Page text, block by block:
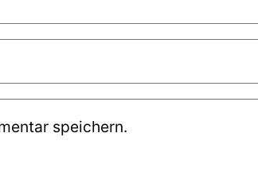
speichern.